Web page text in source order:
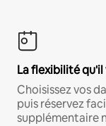
La flexibilité
Choisissez vos
puis réservez
supplémentaire